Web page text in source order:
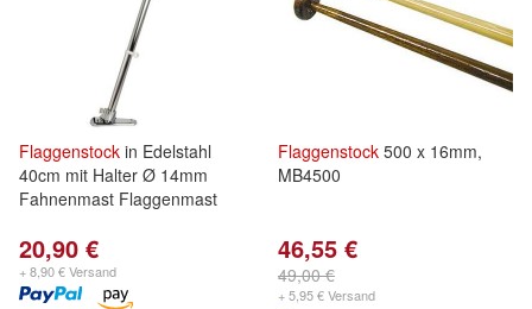
Flaggenstock in Edelstahl
40cm mit Halter Ø 14mm
Fahnenmast Flaggenmast
20,90 €
+ 8,90 € Versand
Flaggenstock 500 x 16mm,
MB4500
46,55 €
49,00 €
+ 5,95 € Versand